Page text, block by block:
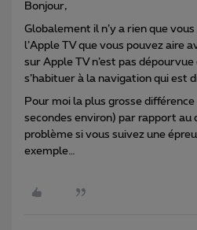
Bonjour,
Globalement il n’y a rien que
l’Apple TV que vous pouvez aire
sur Apple TV n’est pas
s’habituer à la navigation qui est
Pour moi la plus grosse différence
secondes environ) par rapport au
problème si vous suivez une
exemple…